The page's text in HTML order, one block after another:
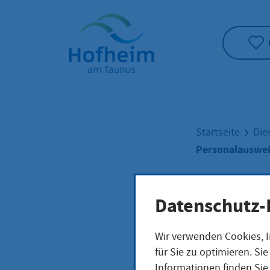
Startseite"
Startseite
Wir verwenden
für Sie zu optimieren.